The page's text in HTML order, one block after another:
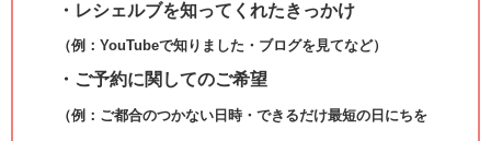
・レシェルブを知ってくれたきっかけ
（例：YouTubeで知りました・ブログを見てなど）
・ご予約に関してのご希望
（例：ご都合のつかない日時・できるだけ最短の日にちを